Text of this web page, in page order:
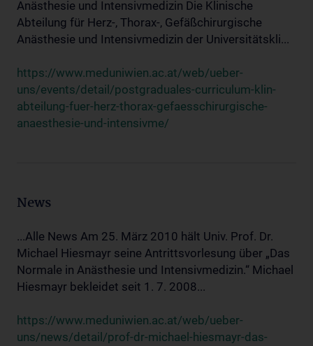
Anästhesie und Intensivmedizin Die Klinische
Abteilung für Herz-, Thorax-, Gefäßchirurgische
Anästhesie und Intensivmedizin der Universitätskli...
https://www.meduniwien.ac.at/web/ueber-
uns/events/detail/postgraduales-curriculum-klin-
abteilung-fuer-herz-thorax-gefaesschirurgische-
anaesthesie-und-intensivme/
News
...Alle News Am 25. März 2010 hält Univ. Prof. Dr.
Michael Hiesmayr seine Antrittsvorlesung über „Das
Normale in Anästhesie und Intensivmedizin.“ Michael
Hiesmayr bekleidet seit 1. 7. 2008...
https://www.meduniwien.ac.at/web/ueber-
uns/news/detail/prof-dr-michael-hiesmayr-das-